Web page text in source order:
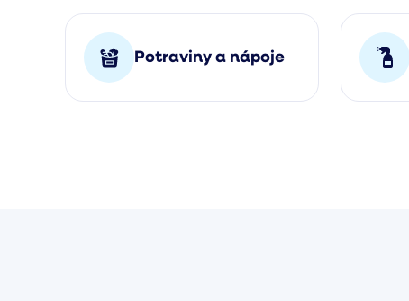
Potraviny a nápoje